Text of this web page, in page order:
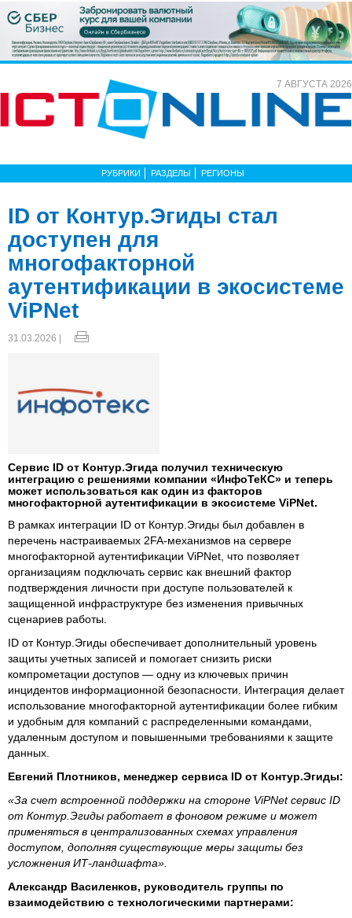
7 АВГУСТА 2026
РУБРИКИ РАЗДЕЛЫ РЕГИОНЫ
ID от Контур.Эгиды стал
доступен для
многофакторной
аутентификации в экосистеме
ViPNet
31.03.2026 |
Сервис ID от Контур.Эгида получил техническую
интеграцию с решениями компании «ИнфоТеКС» и теперь
может использоваться как один из факторов
многофакторной аутентификации в экосистеме ViPNet.
В рамках интеграции ID от Контур.Эгиды был добавлен в
перечень настраиваемых 2FA-механизмов на сервере
многофакторной аутентификации ViPNet, что позволяет
организациям подключать сервис как внешний фактор
подтверждения личности при доступе пользователей к
защищенной инфраструктуре без изменения привычных
сценариев работы.
ID от Контур.Эгиды обеспечивает дополнительный уровень
защиты учетных записей и помогает снизить риски
компрометации доступов — одну из ключевых причин
инцидентов информационной безопасности. Интеграция делает
использование многофакторной аутентификации более гибким
и удобным для компаний с распределенными командами,
удаленным доступом и повышенными требованиями к защите
данных.
Евгений Плотников, менеджер сервиса ID от Контур.Эгиды:
«За счет встроенной поддержки на стороне ViPNet сервис ID
от Контур.Эгиды работает в фоновом режиме и может
применяться в централизованных схемах управления
доступом, дополняя существующие меры защиты без
усложнения ИТ-ландшафта».
Александр Василенков, руководитель группы по
взаимодействию с технологическими партнерами: